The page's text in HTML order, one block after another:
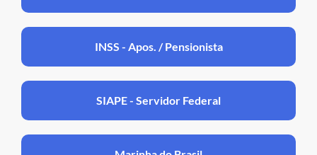
INSS - Apos. / Pensionista
SIAPE - Servidor Federal